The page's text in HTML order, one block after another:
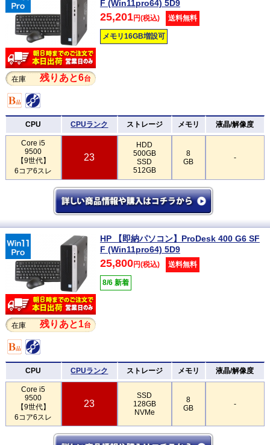
在庫 残りあと6台
F (Win11pro64) 5D9
25,201円(税込) 送料無料
メモリ16GB増設可
CPU CPUランク ストレージ メモリ 液晶/解像度
Core i5
9500
【9世代】
6コア6スレ
23
HDD
500GB
SSD
512GB
8
GB
-
在庫 残りあと1台
HP 【即納パソコン】ProDesk 400 G6 SF
F (Win11pro64) 5D9
25,800円(税込) 送料無料
8/6 新着
CPU CPUランク ストレージ メモリ 液晶/解像度
Core i5
9500
【9世代】
6コア6スレ
23
SSD
128GB
NVMe
8
GB
-